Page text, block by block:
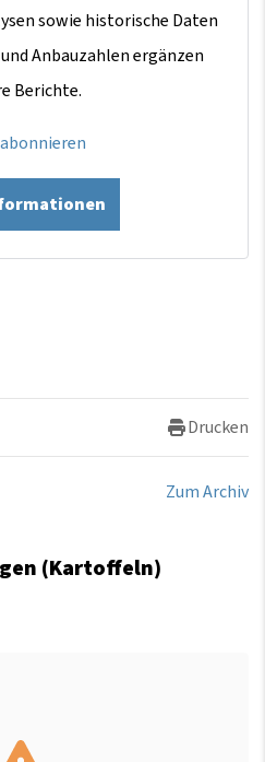
sowie historische Daten
Anbauzahlen ergänzen
Berichte.
Drucken
Zum Archiv
(Kartoffeln)